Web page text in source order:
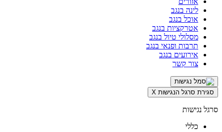
לינה בנגב
אוכל בנגב
אטרקציות בנגב
מסלולי טיול בנגב
תרבות ופנאי בנגב
אירועים בנגב
צור קשר
סגירת סרגל הנגישות X
סרגל נגישות
כללי